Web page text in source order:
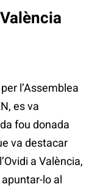
l’Assemblea
es va
fou donada
va destacar
a València,
lo al